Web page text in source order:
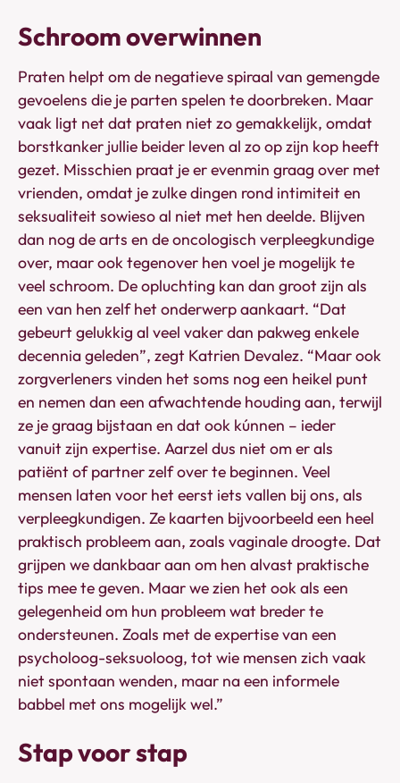
Schroom overwinnen
Praten helpt om de negatieve spiraal van gemengde
gevoelens die je parten spelen te doorbreken. Maar
vaak ligt net dat praten niet zo gemakkelijk, omdat
borstkanker jullie beider leven al zo op zijn kop heeft
gezet. Misschien praat je er evenmin graag over met
vrienden, omdat je zulke dingen rond intimiteit en
seksualiteit sowieso al niet met hen deelde. Blijven
dan nog de arts en de oncologisch verpleegkundige
over, maar ook tegenover hen voel je mogelijk te
veel schroom. De opluchting kan dan groot zijn als
een van hen zelf het onderwerp aankaart. “Dat
gebeurt gelukkig al veel vaker dan pakweg enkele
decennia geleden”, zegt Katrien Devalez. “Maar ook
zorgverleners vinden het soms nog een heikel punt
en nemen dan een afwachtende houding aan, terwijl
ze je graag bijstaan en dat ook kúnnen – ieder
vanuit zijn expertise. Aarzel dus niet om er als
patiënt of partner zelf over te beginnen. Veel
mensen laten voor het eerst iets vallen bij ons, als
verpleegkundigen. Ze kaarten bijvoorbeeld een heel
praktisch probleem aan, zoals vaginale droogte. Dat
grijpen we dankbaar aan om hen alvast praktische
tips mee te geven. Maar we zien het ook als een
gelegenheid om hun probleem wat breder te
ondersteunen. Zoals met de expertise van een
psycholoog-seksuoloog, tot wie mensen zich vaak
niet spontaan wenden, maar na een informele
babbel met ons mogelijk wel.”
Stap voor stap